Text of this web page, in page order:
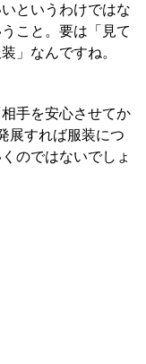
というわけではな
こと。要は「見て
」なんですね。
手を安心させてか
展すれば服装につ
のではないでしょ